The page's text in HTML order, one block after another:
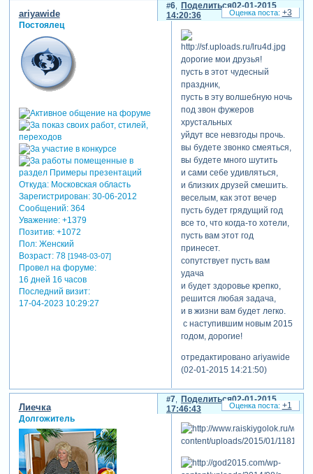
Поделиться
6
02-01-2015
14:20:36
ariyawide
Постоялец
Откуда:Московская область
Зарегистрирован: 30-06-2012
Сообщений:364
Уважение: +1379
Позитив: +1072
Пол:Женский
Возраст:78 [1948-03-07]
Провел на форуме:
16 дней 16 часов
Последний визит:
17-04-2023 10:29:27
дорогие мои друзья!
пусть в этот чудесный
праздник,
пусть в эту волшебную ночь
под звон фужеров
хрустальных
уйдут все невзгоды прочь.
вы будете звонко смеяться,
вы будете много шутить
и сами себе удивляться,
и близких друзей смешить.
веселым, как этот вечер
пусть будет грядущий год
все то, что когда-то хотели,
пусть вам этот год
принесет.
сопутствует пусть вам
удача
и будет здоровье крепко,
решится любая задача,
и в жизни вам будет легко.
с наступившим новым 2015
годом, дорогие!
отредактировано ariyawide
(02-01-2015 14:21:50)
+3
Поделиться
7
02-01-2015
17:46:43
Лиечка
Долгожитель
+1